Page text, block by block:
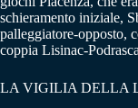
schieramento iniziale,
palleggiatore-opposto,
coppia Lisinac-
LA VIGILIA DELLA